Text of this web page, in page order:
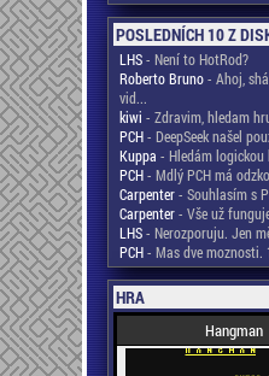
POSLEDNÍCH 10 Z
LHS- Není to HotRod?
Roberto Bruno- Ahoj,
vid...
kiwi - Zdravim, hledam
PCH- DeepSeek našel
Kuppa - Hledám logickou
PCH- Mdlý PCH má
Carpenter- Souhlasím s
Carpenter- Vše už
LHS- Nerozporuju. Jen
PCH- Mas dve moznosti.
HRA
Hangman